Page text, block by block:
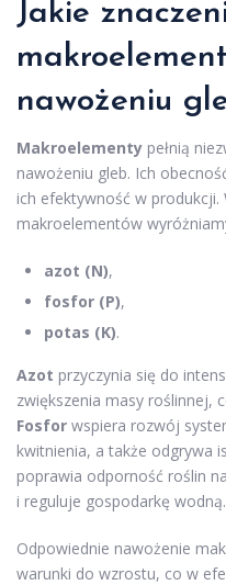
Jakie
nawożeniu
Makroelementy pełnią
nawożeniu gleb. Ich
ich efektywność w produkcji.
makroelementów
azot (N),
fosfor (P),
potas (K).
Azot przyczynia się do
zwiększenia masy roślinnej,
Fosfor wspiera rozwój
kwitnienia, a także odgrywa
poprawia odporność roślin
i reguluje gospodarkę wodną.
Odpowiednie nawożenie
warunki do wzrostu, co w